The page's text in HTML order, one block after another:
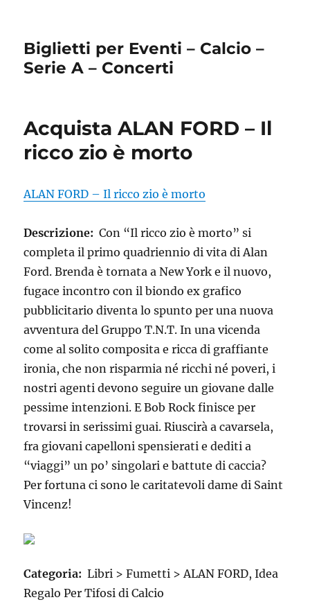
Biglietti per Eventi – Calcio –
Serie A – Concerti
Acquista ALAN FORD – Il
ricco zio è morto
ALAN FORD – Il ricco zio è morto
Descrizione:Con “Il ricco zio è morto” si
completa il primo quadriennio di vita di Alan
Ford. Brenda è tornata a New York e il nuovo,
fugace incontro con il biondo ex grafico
pubblicitario diventa lo spunto per una nuova
avventura del Gruppo T.N.T. In una vicenda
come al solito composita e ricca di graffiante
ironia, che non risparmia né ricchi né poveri, i
nostri agenti devono seguire un giovane dalle
pessime intenzioni. E Bob Rock finisce per
trovarsi in serissimi guai. Riuscirà a cavarsela,
fra giovani capelloni spensierati e dediti a
“viaggi” un po’ singolari e battute di caccia?
Per fortuna ci sono le caritatevoli dame di Saint
Vincenz!
Categoria: Libri > Fumetti > ALAN FORD, Idea
Regalo Per Tifosi di Calcio